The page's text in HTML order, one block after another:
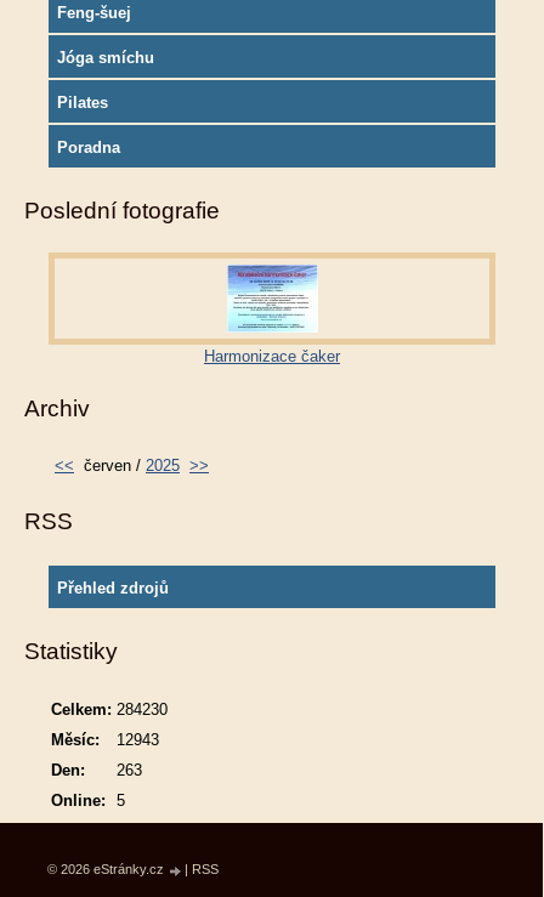
Feng-šuej
Jóga smíchu
Pilates
Poradna
Poslední fotografie
Harmonizace čaker
Archiv
<< červen / 2025 >>
RSS
Přehled zdrojů
Statistiky
Online: 5
Celkem: 284230
Měsíc:
12943
Den:
263
© 2026 eStránky.cz | RSS